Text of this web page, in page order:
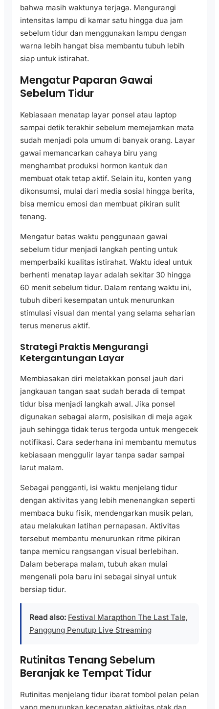
bahwa masih waktunya terjaga. Mengurangi
intensitas lampu di kamar satu hingga dua jam
sebelum tidur dan menggunakan lampu dengan
warna lebih hangat bisa membantu tubuh lebih
siap untuk istirahat.
Mengatur Paparan Gawai
Sebelum Tidur
Kebiasaan menatap layar ponsel atau laptop
sampai detik terakhir sebelum memejamkan mata
sudah menjadi pola umum di banyak orang. Layar
gawai memancarkan cahaya biru yang
menghambat produksi hormon kantuk dan
membuat otak tetap aktif. Selain itu, konten yang
dikonsumsi, mulai dari media sosial hingga berita,
bisa memicu emosi dan membuat pikiran sulit
tenang.
Mengatur batas waktu penggunaan gawai
sebelum tidur menjadi langkah penting untuk
memperbaiki kualitas istirahat. Waktu ideal untuk
berhenti menatap layar adalah sekitar 30 hingga
60 menit sebelum tidur. Dalam rentang waktu ini,
tubuh diberi kesempatan untuk menurunkan
stimulasi visual dan mental yang selama seharian
terus menerus aktif.
Strategi Praktis Mengurangi
Ketergantungan Layar
Membiasakan diri meletakkan ponsel jauh dari
jangkauan tangan saat sudah berada di tempat
tidur bisa menjadi langkah awal. Jika ponsel
digunakan sebagai alarm, posisikan di meja agak
jauh sehingga tidak terus tergoda untuk mengecek
notifikasi. Cara sederhana ini membantu memutus
kebiasaan menggulir layar tanpa sadar sampai
larut malam.
Sebagai pengganti, isi waktu menjelang tidur
dengan aktivitas yang lebih menenangkan seperti
membaca buku fisik, mendengarkan musik pelan,
atau melakukan latihan pernapasan. Aktivitas
tersebut membantu menurunkan ritme pikiran
tanpa memicu rangsangan visual berlebihan.
Dalam beberapa malam, tubuh akan mulai
mengenali pola baru ini sebagai sinyal untuk
bersiap tidur.
Read also: Festival Marapthon The Last Tale,
Panggung Penutup Live Streaming
Rutinitas Tenang Sebelum
Beranjak ke Tempat Tidur
Rutinitas menjelang tidur ibarat tombol pelan pelan
yang menurunkan kecepatan aktivitas otak dan